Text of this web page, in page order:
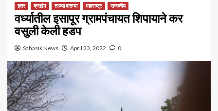
इतर क्राईम ताज्या बातम्या महाराष्ट्र राजकीय
वर्ध्यातील इसापूर ग्रामपंचायत शिपायाने कर
वसुली केली हडप
Sahasik News April 23, 2022 0